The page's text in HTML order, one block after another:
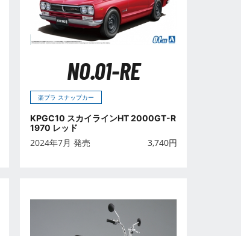
NO.01-RE
楽プラ スナップカー
KPGC10 スカイラインHT 2000GT-R
1970 レッド
2024年7月 発売 3,740円